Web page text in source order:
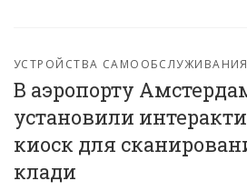
УСТРОЙСТВА САМООБСЛУЖИВАНИЯ
В аэропорту
установили
киоск для
клади